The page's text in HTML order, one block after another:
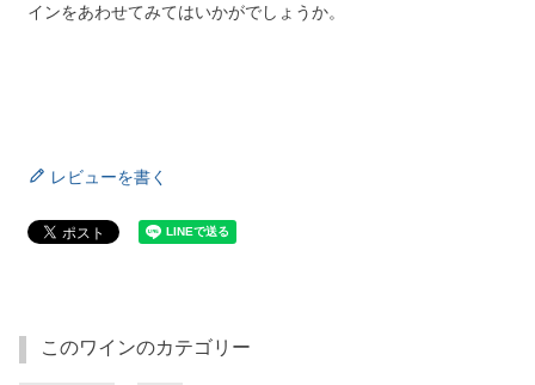
インをあわせてみてはいかがでしょうか。
レビューを書く
このワインのカテゴリー